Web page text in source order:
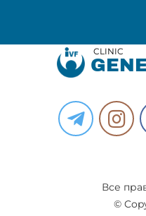
CLINIC
Все
©